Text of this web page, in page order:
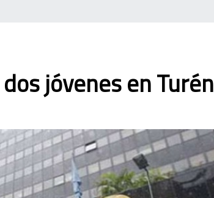
jóvenes en Turén